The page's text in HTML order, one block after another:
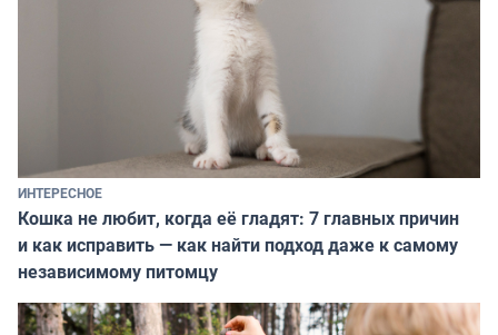
ИНТЕРЕСНОЕ
Кошка не любит, когда её гладят: 7 главных причин
и как исправить — как найти подход даже к самому
независимому питомцу